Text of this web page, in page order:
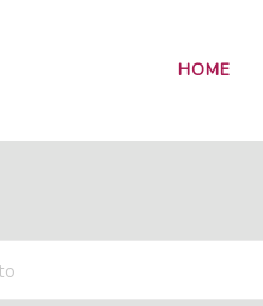
HOME